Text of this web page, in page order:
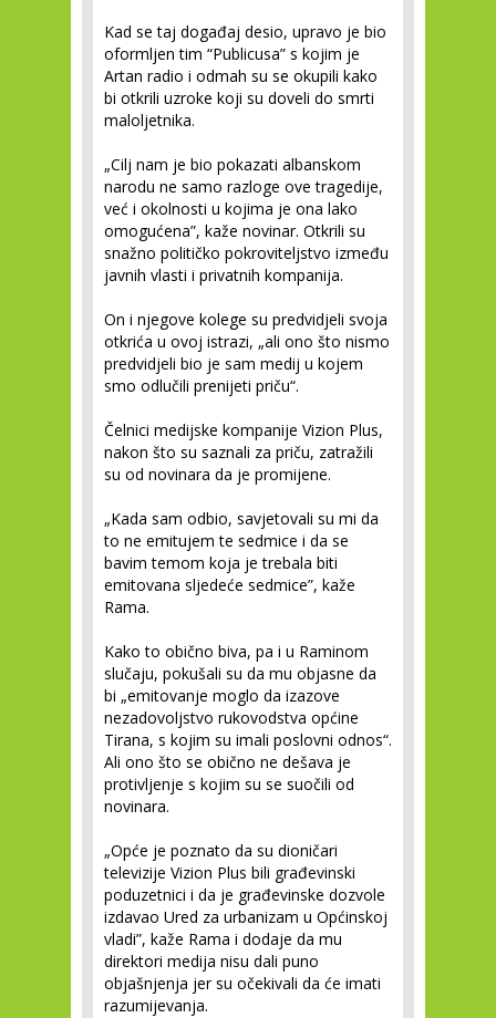
Kad se taj događaj desio, upravo je bio
oformljen tim “Publicusa” s kojim je
Artan radio i odmah su se okupili kako
bi otkrili uzroke koji su doveli do smrti
maloljetnika.
„Cilj nam je bio pokazati albanskom
narodu ne samo razloge ove tragedije,
već i okolnosti u kojima je ona lako
omogućena”, kaže novinar. Otkrili su
snažno političko pokroviteljstvo između
javnih vlasti i privatnih kompanija.
On i njegove kolege su predvidjeli svoja
otkrića u ovoj istrazi, „ali ono što nismo
predvidjeli bio je sam medij u kojem
smo odlučili prenijeti priču“.
Čelnici medijske kompanije Vizion Plus,
nakon što su saznali za priču, zatražili
su od novinara da je promijene.
„Kada sam odbio, savjetovali su mi da
to ne emitujem te sedmice i da se
bavim temom koja je trebala biti
emitovana sljedeće sedmice”, kaže
Rama.
Kako to obično biva, pa i u Raminom
slučaju, pokušali su da mu objasne da
bi „emitovanje moglo da izazove
nezadovoljstvo rukovodstva općine
Tirana, s kojim su imali poslovni odnos“.
Ali ono što se obično ne dešava je
protivljenje s kojim su se suočili od
novinara.
„Opće je poznato da su dioničari
televizije Vizion Plus bili građevinski
poduzetnici i da je građevinske dozvole
izdavao Ured za urbanizam u Općinskoj
vladi”, kaže Rama i dodaje da mu
direktori medija nisu dali puno
objašnjenja jer su očekivali da će imati
razumijevanja.